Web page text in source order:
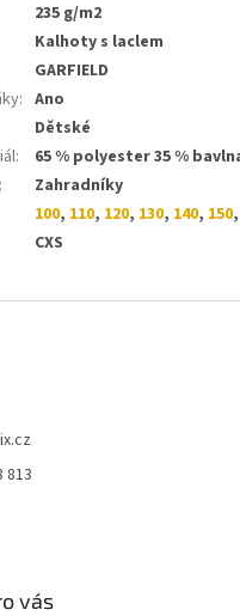
235 g/m2
Kalhoty s laclem
GARFIELD
: Ano
Dětské
:
65 % polyester 35 %
:
Zahradníky
100, 110, 120, 130, 140, 150,
CXS
813
vás